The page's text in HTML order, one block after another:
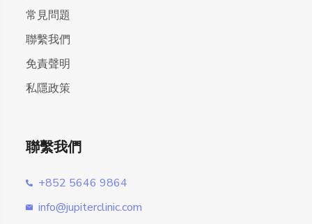
常見問題
聯繫我們
免責聲明
私隱政策
聯繫我們
+852 5646 9864
info@jupiterclinic.com